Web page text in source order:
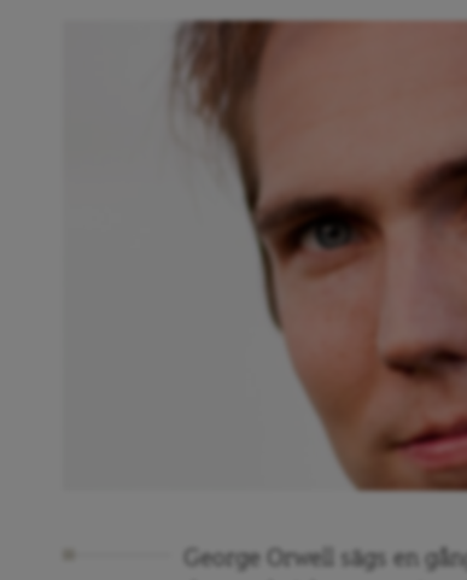
George Orwell sägs en